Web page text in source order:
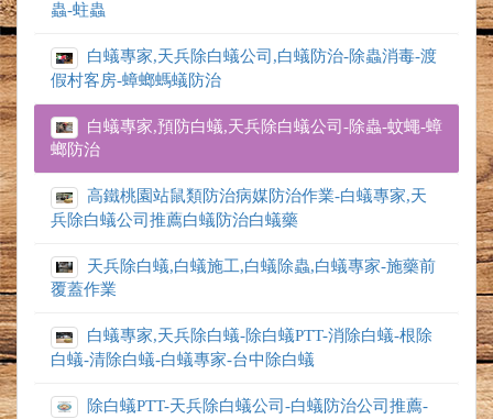
蟲-蛀蟲
白蟻專家,天兵除白蟻公司,白蟻防治-除蟲消毒-渡
假村客房-蟑螂螞蟻防治
白蟻專家,預防白蟻,天兵除白蟻公司-除蟲-蚊蠅-蟑
螂防治
高鐵桃園站鼠類防治病媒防治作業-白蟻專家,天
兵除白蟻公司推薦白蟻防治白蟻藥
天兵除白蟻,白蟻施工,白蟻除蟲,白蟻專家-施藥前
覆蓋作業
白蟻專家,天兵除白蟻-除白蟻PTT-消除白蟻-根除
白蟻-清除白蟻-白蟻專家-台中除白蟻
除白蟻PTT-天兵除白蟻公司-白蟻防治公司推薦-